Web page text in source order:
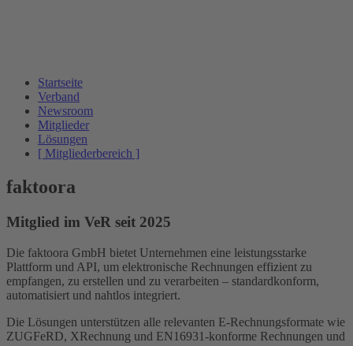
Startseite
Verband
Newsroom
Mitglieder
Lösungen
[ Mitgliederbereich ]
faktoora
Mitglied im VeR seit 2025
Die faktoora GmbH bietet Unternehmen eine leistungsstarke
Plattform und API, um elektronische Rechnungen effizient zu
empfangen, zu erstellen und zu verarbeiten – standardkonform,
automatisiert und nahtlos integriert.
Die Lösungen unterstützen alle relevanten E-Rechnungsformate wie
ZUGFeRD, XRechnung und EN16931-konforme Rechnungen und